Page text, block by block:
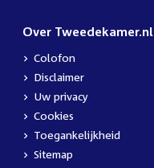
Over Tweedekamer.nl
Colofon
Disclaimer
Uw privacy
Cookies
Toegankelijkheid
Sitemap